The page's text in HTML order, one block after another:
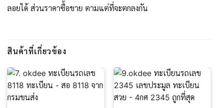
ลอยได้ ส่วนราคาซื้อขาย ตามแต่ที่จะตกลงกัน
สินค้าที่เกี่ยวข้อง